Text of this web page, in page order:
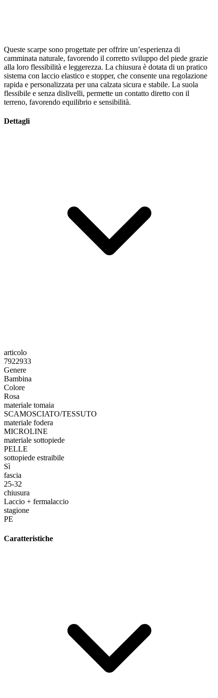
Queste scarpe sono progettate per offrire un’esperienza di
camminata naturale, favorendo il corretto sviluppo del piede grazie
alla loro flessibilità e leggerezza. La chiusura è dotata di un pratico
sistema con laccio elastico e stopper, che consente una regolazione
rapida e personalizzata per una calzata sicura e stabile. La suola
flessibile e senza dislivelli, permette un contatto diretto con il
terreno, favorendo equilibrio e sensibilità.
Dettagli
articolo
7922933
Genere
Bambina
Colore
Rosa
materiale tomaia
SCAMOSCIATO/TESSUTO
materiale fodera
MICROLINE
materiale sottopiede
PELLE
sottopiede estraibile
Sì
fascia
25-32
chiusura
Laccio + fermalaccio
stagione
PE
Caratteristiche